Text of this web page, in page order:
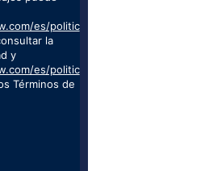
es/politic
la
y
es/politic
Términos de